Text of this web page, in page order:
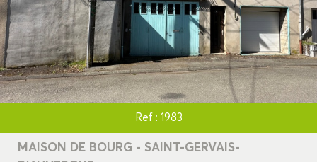
Ref : 1983
MAISON DE BOURG - SAINT-GERVAIS-